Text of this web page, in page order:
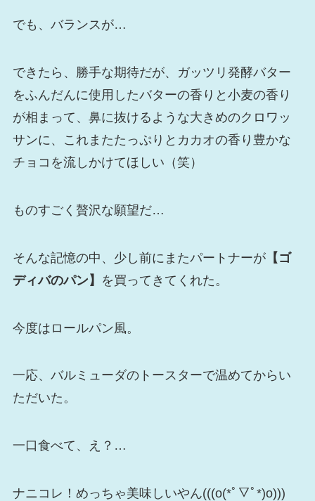
でも、バランスが…
できたら、勝手な期待だが、ガッツリ発酵バター
をふんだんに使用したバターの香りと小麦の香り
が相まって、鼻に抜けるような大きめのクロワッ
サンに、これまたたっぷりとカカオの香り豊かな
チョコを流しかけてほしい（笑）
ものすごく贅沢な願望だ…
そんな記憶の中、少し前にまたパートナーが【ゴ
ディバのパン】
を買ってきてくれた。
今度はロールパン風。
一応、バルミューダのトースターで温めてからい
ただいた。
一口食べて、え？…
ナニコレ！めっちゃ美味しいやん(((o(*ﾟ▽ﾟ*)o)))